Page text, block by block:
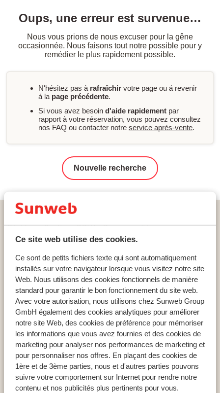
Ce site web utilise des cookies.
Ce sont de petits fichiers texte qui sont automatiquement
installés sur votre navigateur lorsque vous visitez notre site
Web. Nous utilisons des cookies fonctionnels de manière
standard pour garantir le bon fonctionnement du site web.
Avec votre autorisation, nous utilisons chez Sunweb Group
GmbH également des cookies analytiques pour améliorer
notre site Web, des cookies de préférence pour mémoriser
les informations que vous avez fournies et des cookies de
marketing pour analyser nos performances de marketing et
pour personnaliser nos offres. En plaçant des cookies de
1ère et de 3ème parties, nous et d'autres parties pouvons
suivre votre comportement sur Internet pour rendre notre
contenu et nos publicités plus pertinents pour vous.
Oups, une erreur est survenue…
Nous vous prions de nous excuser pour la gêne
occasionnée. Nous faisons tout notre possible pour y
remédier le plus rapidement possible.
N'hésitez pas à rafraîchir votre page ou á revenir
á la page précédente.
Si vous avez besoin d'aide rapidement par
rapport à votre réservation, vous pouvez consultez
nos FAQ ou contacter notre service après-vente.
Nouvelle recherche
Home Ski France
Résidence Boutique CGH La Grange aux Fées
Pays populaires ski
France : Alpes du Nord
France : Alpes du Sud
Andorre
Destinations ski
Paradiski
Les Sybelles